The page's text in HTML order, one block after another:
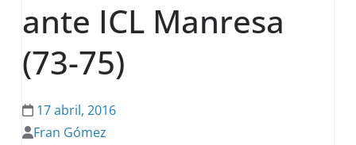
ante ICL Manresa
(73-75)
17 abril, 2016
Fran Gómez